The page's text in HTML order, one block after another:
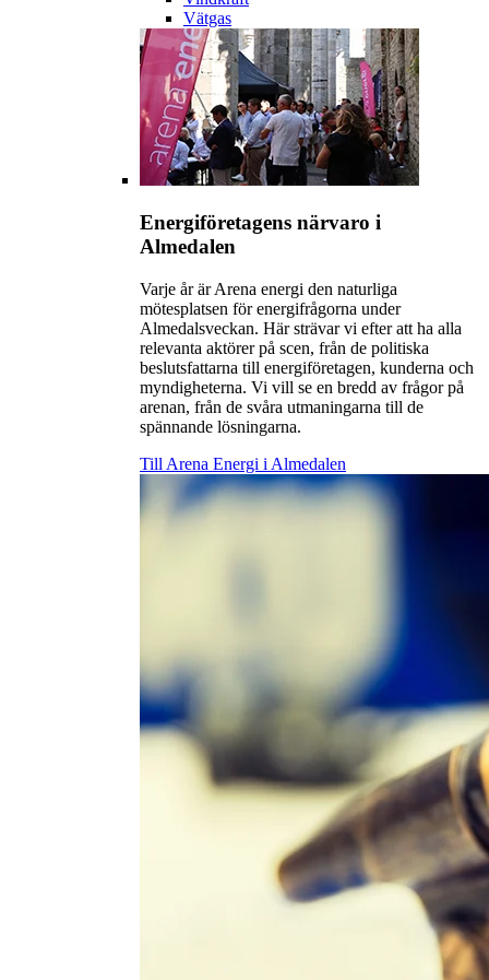
Vätgas
Energiföretagens närvaro i
Almedalen
Varje år är Arena energi den naturliga
mötesplatsen för energifrågorna under
Almedalsveckan. Här strävar vi efter att ha alla
relevanta aktörer på scen, från de politiska
beslutsfattarna till energiföretagen, kunderna och
myndigheterna. Vi vill se en bredd av frågor på
arenan, från de svåra utmaningarna till de
spännande lösningarna.
Till Arena Energi i Almedalen